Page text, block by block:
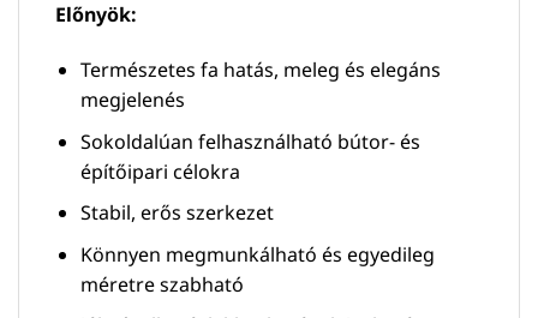
Előnyök:
Természetes fa hatás, meleg és elegáns
megjelenés
Sokoldalúan felhasználható bútor- és
építőipari célokra
Stabil, erős szerkezet
Könnyen megmunkálható és egyedileg
méretre szabható